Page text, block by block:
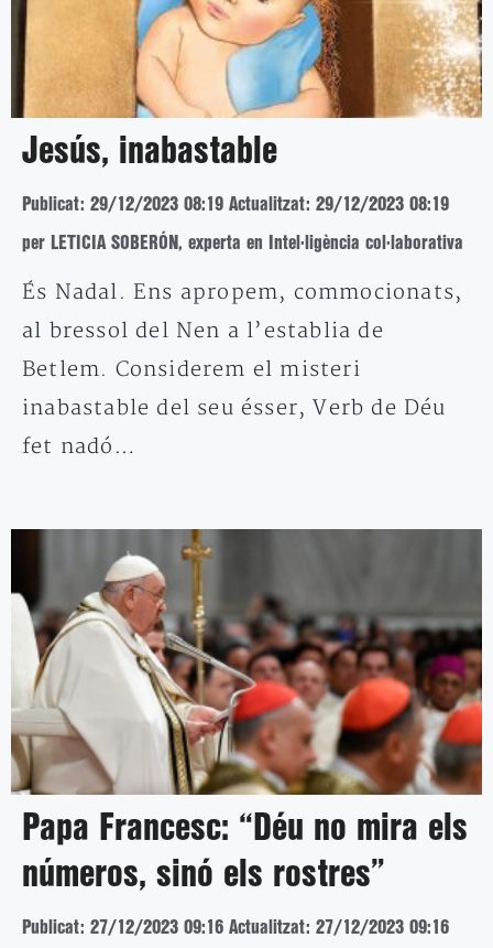
Jesús, inabastable
Publicat: 29/12/2023 08:19 Actualitzat: 29/12/2023 08:19
per LETICIA SOBERÓN, experta en Intel·ligència col·laborativa
És Nadal. Ens apropem, commocionats,
al bressol del Nen a l’establia de
Betlem. Considerem el misteri
inabastable del seu ésser, Verb de Déu
fet nadó…
Papa Francesc: “Déu no mira els
números, sinó els rostres”
Publicat: 27/12/2023 09:16 Actualitzat: 27/12/2023 09:16